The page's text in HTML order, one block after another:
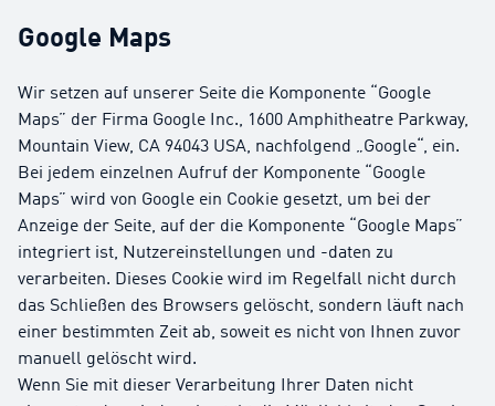
Google Maps
Wir setzen auf unserer Seite die Komponente “Google
Maps” der Firma Google Inc., 1600 Amphitheatre Parkway,
Mountain View, CA 94043 USA, nachfolgend „Google“, ein.
Bei jedem einzelnen Aufruf der Komponente “Google
Maps” wird von Google ein Cookie gesetzt, um bei der
Anzeige der Seite, auf der die Komponente “Google Maps”
integriert ist, Nutzereinstellungen und -daten zu
verarbeiten. Dieses Cookie wird im Regelfall nicht durch
das Schließen des Browsers gelöscht, sondern läuft nach
einer bestimmten Zeit ab, soweit es nicht von Ihnen zuvor
manuell gelöscht wird.
Wenn Sie mit dieser Verarbeitung Ihrer Daten nicht